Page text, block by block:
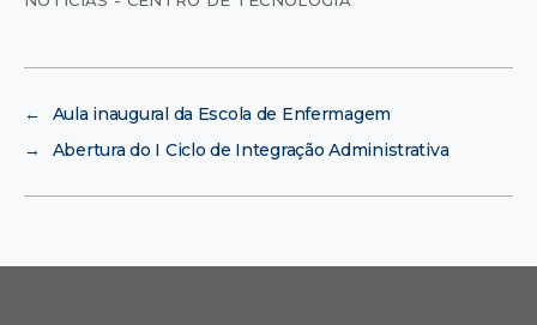
←
Aula inaugural da Escola de Enfermagem
→
Abertura do I Ciclo de Integração Administrativa